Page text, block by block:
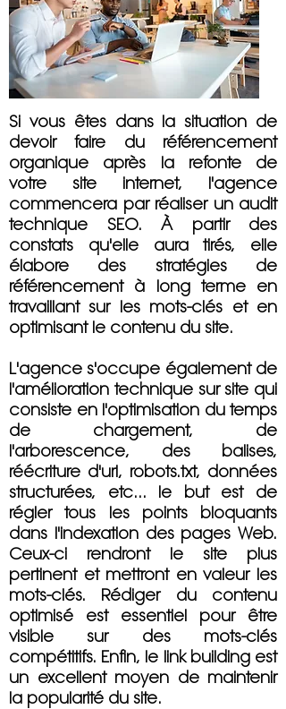
Si vous êtes dans la situation de
devoir faire du référencement
organique après la refonte de
votre site internet, l'agence
commencera par réaliser un audit
technique SEO. À partir des
constats qu'elle aura tirés, elle
élabore des stratégies de
référencement à long terme en
travaillant sur les mots-clés et en
optimisant le contenu du site.
L'agence s'occupe également de
l'amélioration technique sur site qui
consiste en l'optimisation du temps
de chargement, de
l'arborescence, des balises,
réécriture d'url, robots.txt, données
structurées, etc... le but est de
régler tous les points bloquants
dans l'indexation des pages Web.
Ceux-ci rendront le site plus
pertinent et mettront en valeur les
mots-clés. Rédiger du contenu
optimisé est essentiel pour être
visible sur des mots-clés
compétitifs. Enfin, le link building est
un excellent moyen de maintenir
la popularité du site.